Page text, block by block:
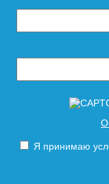
дома в
из
внутри
Из чего
Я принимаю